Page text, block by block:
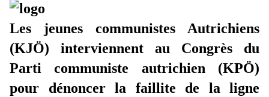
Les jeunes communistes Autrichiens
(KJÖ) interviennent au Congrès du
Parti communiste autrichien (KPÖ)
pour dénoncer la faillite de la ligne